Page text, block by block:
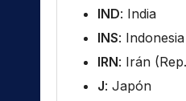
IND: India
INS: Indonesia
IRN: Irán
J: Japón